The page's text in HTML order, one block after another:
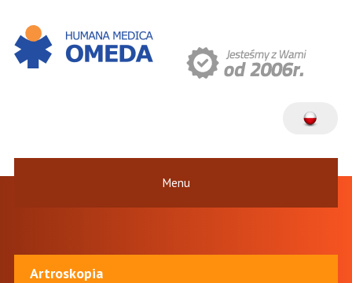
Menu
Artroskopia